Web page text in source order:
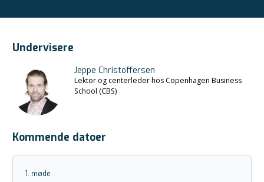
Undervisere
Jeppe Christoffersen
Lektor og centerleder hos Copenhagen Business
School (CBS)
Kommende datoer
1. møde